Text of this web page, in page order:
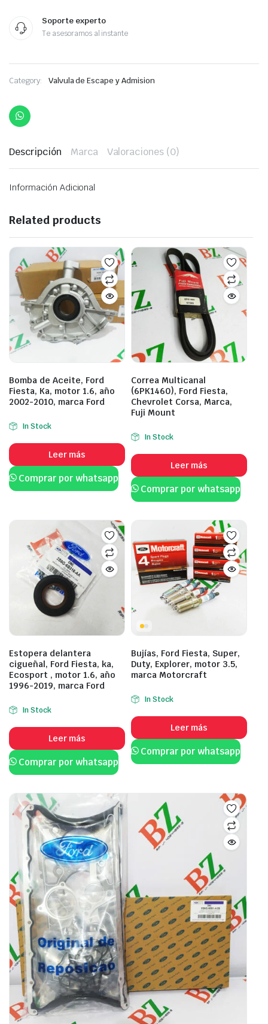
Soporte experto
Te asesoramos al instante
Category: Valvula de Escape y Admision
Descripción Marca Valoraciones (0)
Información Adicional
Related products
Bomba de Aceite, Ford
Fiesta, Ka, motor 1.6, año
2002-2010, marca Ford
In Stock
Leer más
Comprar por whatsapp
Correa Multicanal
(6PK1460), Ford Fiesta,
Chevrolet Corsa, Marca,
Fuji Mount
In Stock
Leer más
Comprar por whatsapp
Estopera delantera
cigueñal, Ford Fiesta, ka,
Ecosport , motor 1.6, año
1996-2019, marca Ford
In Stock
Leer más
Comprar por whatsapp
Bujías, Ford Fiesta, Super,
Duty, Explorer, motor 3.5,
marca Motorcraft
In Stock
Leer más
Comprar por whatsapp